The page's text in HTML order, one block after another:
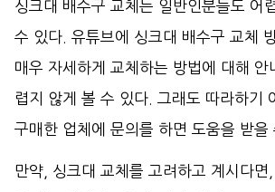
싱크대 배수구 교체는 일반인분들도 어
수 있다. 유튜브에 싱크대 배수구 교체
매우 자세하게 교체하는 방법에 대해 안
렵지 않게 볼 수 있다. 그래도 따라하기
구매한 업체에 문의를 하면 도움을 받을
만약, 싱크대 교체를 고려하고 계시다면,